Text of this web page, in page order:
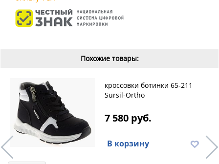
Похожие товары:
кроссовки ботинки 65-211
Sursil-Ortho
7 580 руб.
В корзину